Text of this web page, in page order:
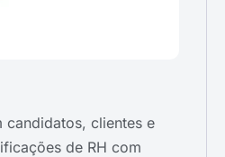
candidatos, clientes e
de RH com